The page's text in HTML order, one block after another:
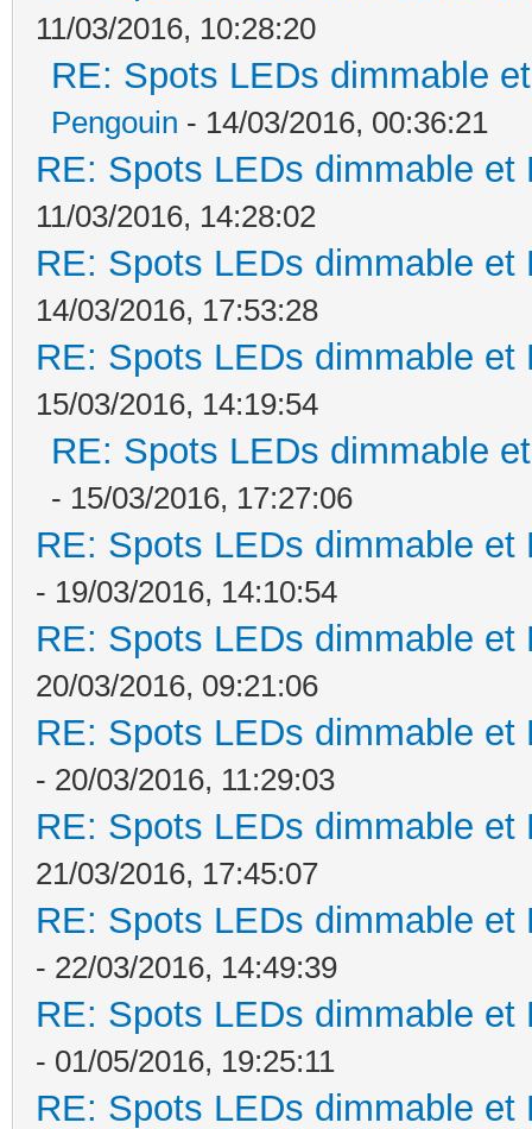
11/03/2016, 10:28:20
RE: Spots LEDs dimmable
Pengouin - 14/03/2016, 00:36:21
RE: Spots LEDs dimmable
11/03/2016, 14:28:02
RE: Spots LEDs dimmable
14/03/2016, 17:53:28
RE: Spots LEDs dimmable
15/03/2016, 14:19:54
RE: Spots LEDs dimmable
- 15/03/2016, 17:27:06
RE: Spots LEDs dimmable
- 19/03/2016, 14:10:54
RE: Spots LEDs dimmable
20/03/2016, 09:21:06
RE: Spots LEDs dimmable
- 20/03/2016, 11:29:03
RE: Spots LEDs dimmable
21/03/2016, 17:45:07
RE: Spots LEDs dimmable
- 22/03/2016, 14:49:39
RE: Spots LEDs dimmable
- 01/05/2016, 19:25:11
RE: Spots LEDs dimmable